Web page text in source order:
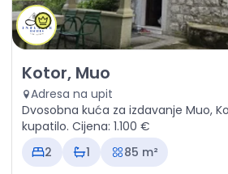
Izdavanje - Kuća Kotor, Muo
Kotor, Muo
Adresa na upit
Dvosobna kuća za izdavanje Muo,
kupatilo. Cijena: 1.100 €
2
1 85 m²